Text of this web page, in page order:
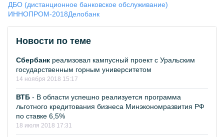
ДБО (дистанционное банковское обслуживание)
ИННОПРОМ-2018Делобанк
Новости по теме
Сбербанк реализовал кампусный проект с Уральским
государственным горным университетом
14 ноября 2018 15:17
ВТБ - В области успешно реализуется программа
льготного кредитования бизнеса Минэкономразвития РФ
по ставке 6,5%
18 июля 2018 17:31